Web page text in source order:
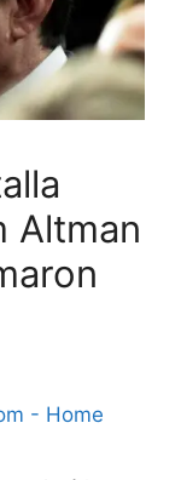
Altman
- Home